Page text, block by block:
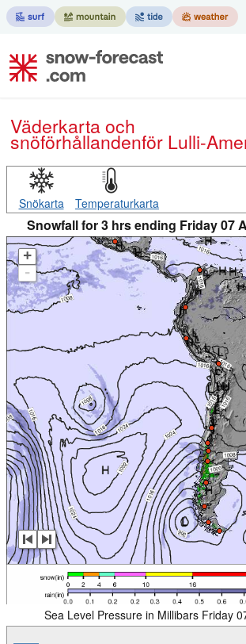
Väderkarta och
snöförhållandenför Lulli-
Snökarta Temperaturkarta
Snowfall for 3 hrs ending Friday 07
+
-
Sea Level Pressure in Millibars Friday